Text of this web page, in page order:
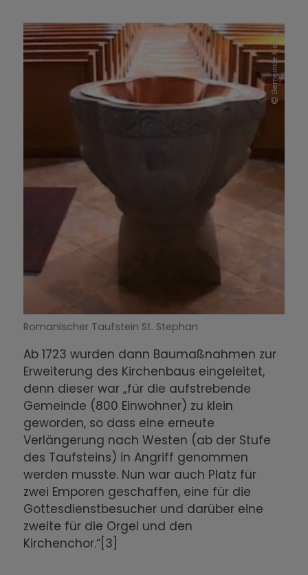
Gemeinde Kissing
Romanischer Taufstein St. Stephan
Ab 1723 wurden dann Baumaßnahmen zur
Erweiterung des Kirchenbaus eingeleitet,
denn dieser war „für die aufstrebende
Gemeinde (800 Einwohner) zu klein
geworden, so dass eine erneute
Verlängerung nach Westen (ab der Stufe
des Taufsteins) in Angriff genommen
werden musste. Nun war auch Platz für
zwei Emporen geschaffen, eine für die
Gottesdienstbesucher und darüber eine
zweite für die Orgel und den
Kirchenchor.“[3]